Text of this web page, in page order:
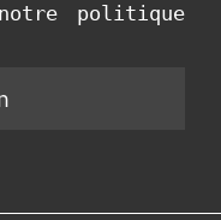
politique